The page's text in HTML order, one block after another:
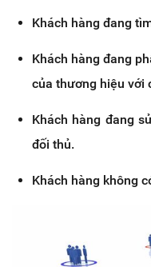
Khách hàng đang
Khách hàng đang
của thương hiệu với
Khách hàng đang
đối thủ.
Khách hàng không